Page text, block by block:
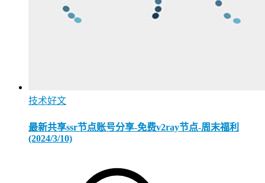
技术好文
最新共享ssr节点账号分享-免费v2ray节点-周末福利
(2024/3/10)